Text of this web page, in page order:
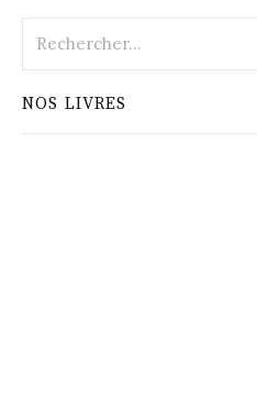
NOS LIVRES